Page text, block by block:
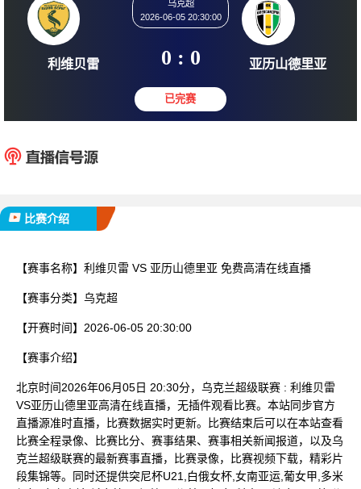
2026-06-05 20:30:00
0 : 0
比赛介绍
【赛事名称】 利维贝雷 VS 亚历山德里亚 免费高清在线直播
【赛事分类】 乌克超
【开赛时间】 2026-06-05 20:30:00
【赛事介绍】
北京时间2026年06月05日 20:30分，乌克兰超级联赛 : 利维贝雷
VS亚历山德里亚高清在线直播，无插件观看比赛。本站同步官方
直播源准时直播，比赛数据实时更新。比赛结束后可以在本站查看
比赛全程录像、比赛比分、赛事结果、赛事相关新闻报道，以及乌
克兰超级联赛的最新赛事直播，比赛录像，比赛视频下载，精彩片
段集锦等。同时还提供突尼杯U21,白俄女杯,女南亚运,葡女甲,多米